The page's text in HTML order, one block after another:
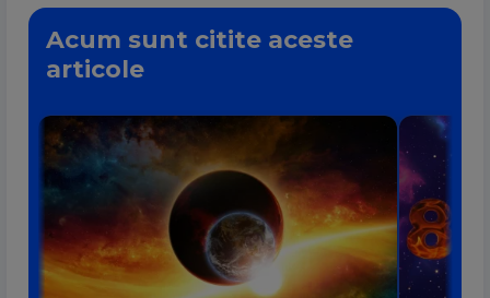
Acum sunt citite aceste
articole